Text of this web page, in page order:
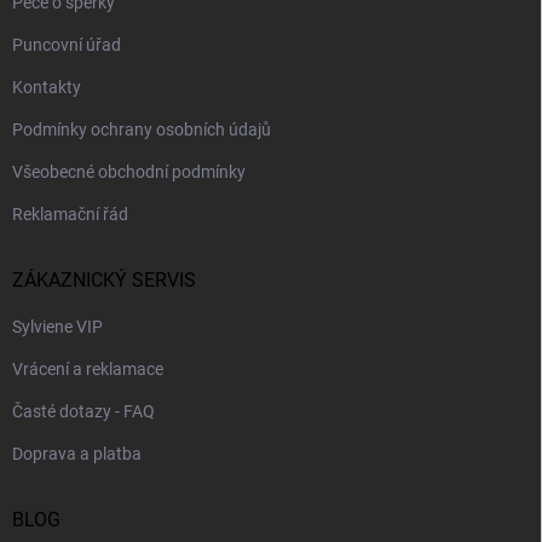
Puncovní úřad
Kontakty
Podmínky ochrany osobních údajů
Všeobecné obchodní podmínky
Reklamační řád
ZÁKAZNICKÝ SERVIS
Sylviene VIP
Vrácení a reklamace
Časté dotazy - FAQ
Doprava a platba
BLOG